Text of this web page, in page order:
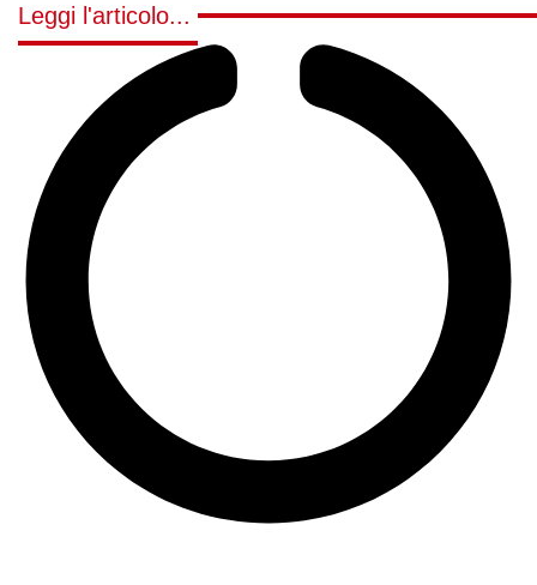
Leggi l'articolo...